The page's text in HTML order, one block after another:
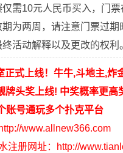
需10元人民币买入，门票
为两周，请注意门票过期
活动解释以及更改的权利
正式上线！牛牛,斗地主,炸
牌头奖上线! 中奖概率更高
账号通玩多个扑克平台
http://www.allnew366.com
注册网址：
http://